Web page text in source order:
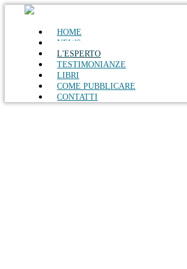
HOME
NEWS
L'ESPERTO
TESTIMONIANZE
LIBRI
COME PUBBLICARE
CONTATTI